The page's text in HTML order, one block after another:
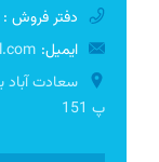
دفتر فروش :
ایمیل:
سعادت آباد
پ 151